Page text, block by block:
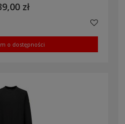
zł
o dostępności